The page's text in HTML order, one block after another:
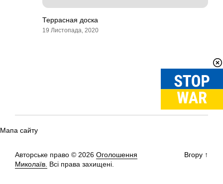
Террасная доска
19 Листопада, 2020
Мапа сайту
Авторське право © 2026 Оголошення
Миколаїв. Всі права захищені.
Вгору ↑